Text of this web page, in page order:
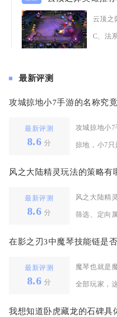
云顶之
C、法
最新评测
攻城掠地小7手游的名称究
最新评测
8.6 分
攻城掠地小
掠地，小7只
风之大陆精灵玩法的策略有
最新评测
8.6 分
风之大陆精
筛选、定向
最新评测
8.6 分
魔琴也就是
全部玩家，
我想知道卧虎藏龙的石碑具